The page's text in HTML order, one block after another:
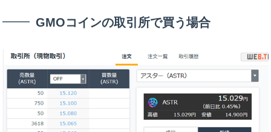
GMOコインの取引所で買う場合